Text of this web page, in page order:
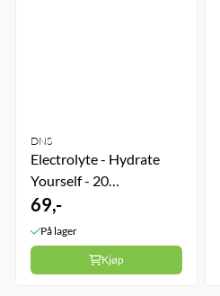
DNS
Electrolyte - Hydrate
Yourself - 20
Brusetabletter - Lemon
69,-
På lager
Kjøp